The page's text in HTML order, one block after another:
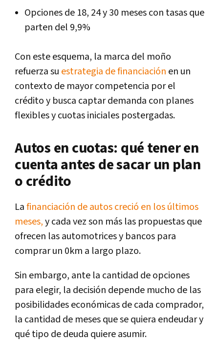
Opciones de 18, 24 y 30 meses con tasas que
parten del 9,9%
Con este esquema, la marca del moño
refuerza su estrategia de financiación en un
contexto de mayor competencia por el
crédito y busca captar demanda con planes
flexibles y cuotas iniciales postergadas.
Autos en cuotas: qué tener en
cuenta antes de sacar un plan
o crédito
Lafinanciación de autos creció en los últimos
meses,y cada vez son más las propuestas que
ofrecen las automotrices y bancos para
comprar un 0km a largo plazo.
Sin embargo, ante la cantidad de opciones
para elegir, la decisión depende mucho de las
posibilidades económicas de cada comprador,
la cantidad de meses que se quiera endeudar y
qué tipo de deuda quiere asumir.